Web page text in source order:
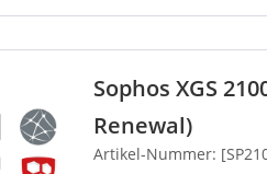
Sophos XGS
Renewal)
Artikel-Nummer: